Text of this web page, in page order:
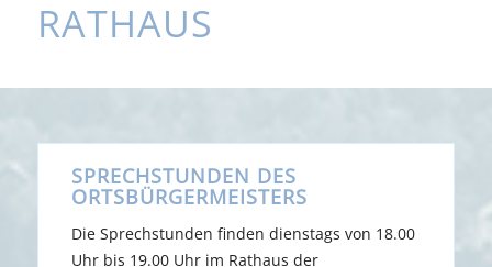
RATHAUS
SPRECHSTUNDEN DES
ORTSBÜRGERMEISTERS
Die Sprechstunden finden dienstags von 18.00
Uhr bis 19.00 Uhr im Rathaus der